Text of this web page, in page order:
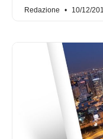
Redazione 10/12/